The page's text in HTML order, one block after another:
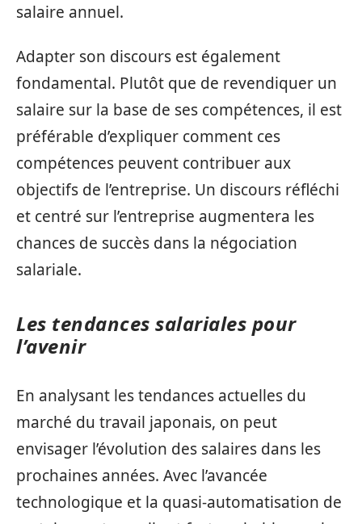
salaire annuel.
Adapter son discours est également
fondamental. Plutôt que de revendiquer un
salaire sur la base de ses compétences, il est
préférable d’expliquer comment ces
compétences peuvent contribuer aux
objectifs de l’entreprise. Un discours réfléchi
et centré sur l’entreprise augmentera les
chances de succès dans la négociation
salariale.
Les tendances salariales pour
l’avenir
En analysant les tendances actuelles du
marché du travail japonais, on peut
envisager l’évolution des salaires dans les
prochaines années. Avec l’avancée
technologique et la quasi-automatisation de